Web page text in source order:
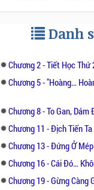
Tên đại ngốc
Ngày hôm sau
Nghe nói tên đại
Ngày hôm sau
được. -.-“
Qúy phi có chút
Danh
Chương 2 - Tiết Học Thứ
Chương 5 - "hoàng…
Chương 8 - To Gan,
Chương 11 - Địch Tiến
Chương 13 - Đứng Ở
Chương 16 - Cái Đó…
Chương 19 - Gừng Càng